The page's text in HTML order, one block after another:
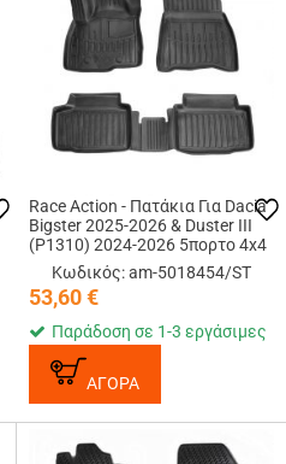
Race Action - Πατάκια Για Dacia
Bigster 2025-2026 & Duster III
(P1310) 2024-2026 5πορτο 4x4
Λάστιχο Σκαφάκια
Προστατευτικά Με
Κουμπώματα υλικό Λάστ...
Κωδικός: am-5018454/ST
53,60€
Παράδοση σε 1-3 εργάσιμες
ΑΓΟΡΑ